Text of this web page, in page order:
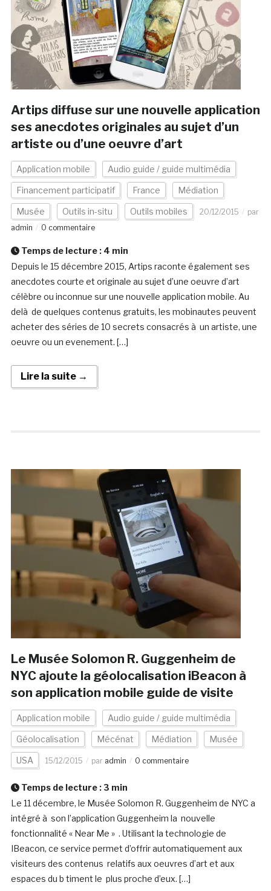
Artips diffuse sur une nouvelle application
ses anecdotes originales au sujet d’un
artiste ou d’une oeuvre d’art
Application mobile Audio guide / guide multimédia
Financement participatif France Médiation
Musée Outils in-situ Outils mobiles 20/12/2015
par
admin
0 commentaire
Temps de lecture : 4 min
Depuis le 15 décembre 2015, Artips raconte également ses
anecdotes courte et originale au sujet d’une oeuvre d’art
célèbre ou inconnue sur une nouvelle application mobile. Au
delà de quelques contenus gratuits, les mobinautes peuvent
acheter des séries de 10 secrets consacrés à un artiste, une
oeuvre ou un evenement. […]
Lire la suite →
Le Musée Solomon R. Guggenheim de
NYC ajoute la géolocalisation iBeacon à
son application mobile guide de visite
Application mobile Audio guide / guide multimédia
Géolocalisation Mécénat Médiation Musée
USA 15/12/2015 par admin 0 commentaire
Temps de lecture : 3 min
Le 11 décembre, le Musée Solomon R. Guggenheim de NYC a
intégré à son l’application Guggenheim la nouvelle
fonctionnalité « Near Me » . Utilisant la technologie de
IBeacon, ce service permet d’offrir automatiquement aux
visiteurs des contenus relatifs aux oeuvres d’art et aux
espaces du b timent le plus proche d’eux. […]